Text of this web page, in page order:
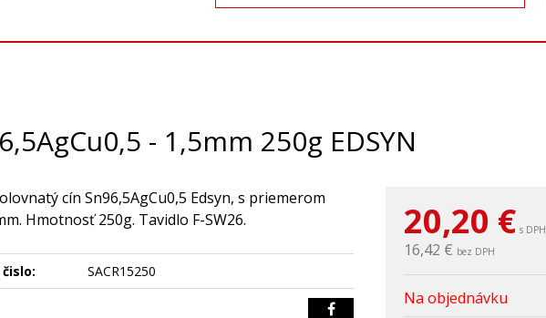
- 1,5mm 250g EDSYN
20,20 € s DPH
16,42 € bez DPH
Na objednávku
cín Sn96,5AgCu0,5 Edsyn, s priemerom
Hmotnosť 250g. Tavidlo F-SW26.
čislo: SACR15250